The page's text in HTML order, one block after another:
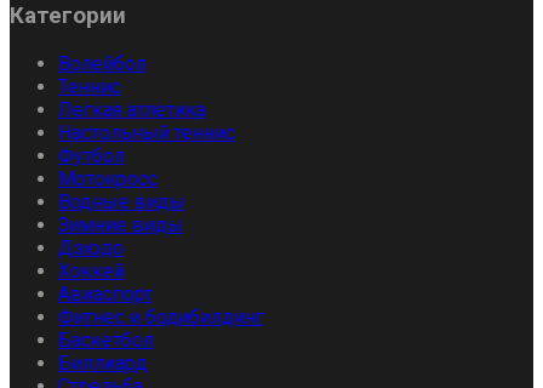
Категории
Волейбол
Теннис
Легкая атлетика
Настольный теннис
Футбол
Мотокросс
Водные виды
Зимние виды
Дзюдо
Хоккей
Авиаспорт
Фитнес и бодибилдинг
Баскетбол
Биллиард